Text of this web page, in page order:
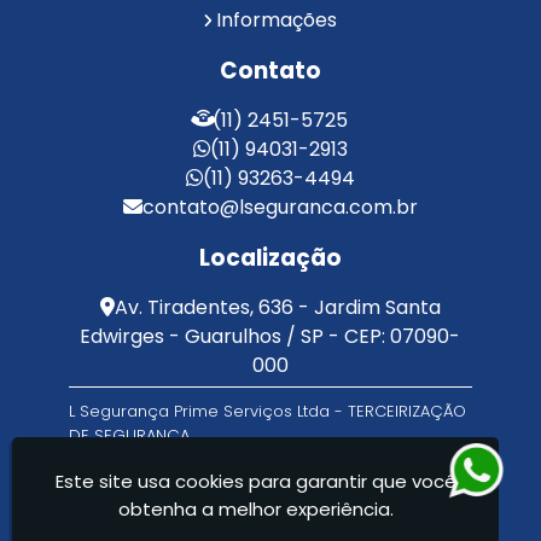
Serviço de Portaria e Limpeza
Serviços de Limpeza e Portaria
Terceirização de Facilities
Terceirização de Portaria
Zeladoria de Condomínios
Informações
Contato
(11) 2451-5725
(11) 94031-2913
(11) 93263-4494
contato@lseguranca.com.br
Localização
Av. Tiradentes, 636 - Jardim Santa
Edwirges - Guarulhos / SP - CEP: 07090-
000
L Segurança Prime Serviços Ltda - TERCEIRIZAÇÃO
DE SEGURANÇA
Este site usa cookies para garantir que você
obtenha a melhor experiência.